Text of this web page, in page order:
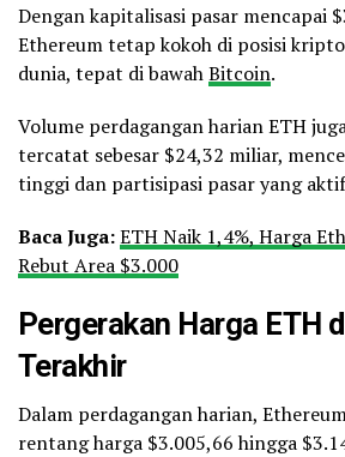
Dengan kapitalisasi pasar mencapai
Ethereum tetap kokoh di posisi
dunia, tepat di bawahBitcoin.
Volume perdagangan harian ETH
tercatat sebesar $24,32 miliar,
tinggi dan partisipasi pasar yang
Baca Juga:ETH Naik 1,4%, Harga
Rebut Area $3.000
Pergerakan Harga ETH
Terakhir
Dalam perdagangan harian,
rentang harga $3.005,66 hingga